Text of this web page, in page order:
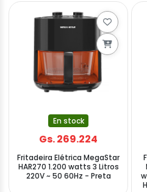
En stock
Gs. 269.224
Fritadeira Elétrica MegaStar
HAR270 1.200 watts 3 Litros
220V ~ 50 60Hz - Preta